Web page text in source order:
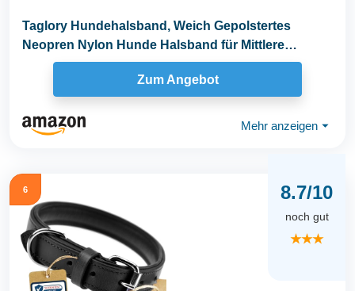
Taglory Hundehalsband, Weich Gepolstertes
Neopren Nylon Hunde Halsband für Mittlere
Hunde...
Zum Angebot
Mehr anzeigen ⏷
6 8.7/10
noch gut
★★★